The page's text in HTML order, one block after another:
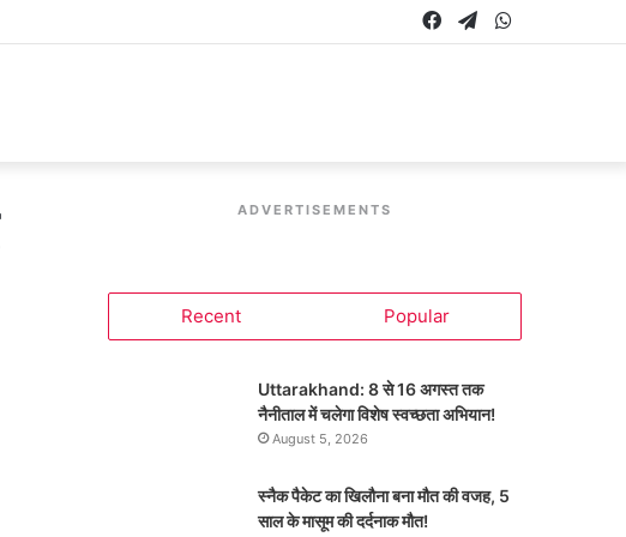
Telegram
Facebook
ADVERTISEMENTS
Recent Popular
Uttarakhand: 8 से 16 अगस्त तक
नैनीताल में चलेगा विशेष स्वच्छता अभियान!
August 5, 2026
स्नैक पैकेट का खिलौना बना मौत की वजह, 5
साल के मासूम की दर्दनाक मौत!